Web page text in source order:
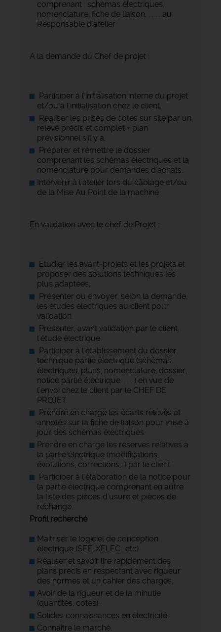
comprenant : schémas électriques,
nomenclature, fiche de liaison, . . . . au
Responsable d'atelier
A la demande du Chef de projet :
Participer à l'initialisation interne du projet
et/ou à l'initialisation chez le client.
Réaliser les prises de cotes sur site par un
relevé précis et complet + plan
prévisionnel s’il y a.
Préparer et remettre le dossier
comprenant les schémas électriques et la
nomenclature pour demandes d'achats.
Intervenir à l'atelier lors du câblage et/ou
de la Mise Au Point de la machine
En validation avec le chef de Projet :
Etudier les avant-projets et les projets et
proposer des solutions techniques les
plus adaptées.
Présenter ou envoyer, selon la demande,
les études électriques au client pour
validation.
Présenter, avant validation par le client,
l'étude électrique.
Participer à l'établissement du dossier
technique partie électrique (schémas
électriques, plans, nomenclature, dossier,
notice partie électrique. . . . ) en vue de
l'envoi chez le client par le CHEF DE
PROJET.
Prendre en charge les écarts relevés et
annotés sur la fiche de liaison pour mise à
jour des schémas électriques.
Prendre en charge les réserves relatives à
la partie électrique (modifications,
évolutions, corrections,…) par le client.
Participer à l'élaboration de la notice pour
la partie électrique comprenant en autre
la liste des pièces d'usure et pièces de
rechange.
Profil recherché
Maitriser le logiciel de conception
électrique (SEE, XELEC….etc)
Réaliser et savoir lire rapidement des
plans précis en respectant avec rigueur
des normes et un cahier des charges.
Avoir de la rigueur et de la minutie
(quantités, cotes).
Solides connaissances en électricité.
Connaître le marché.